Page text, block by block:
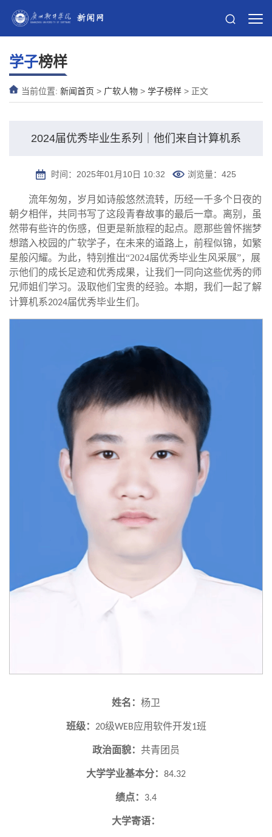
学子榜样
当前位置: 新闻首页 > 广软人物 > 学子榜样 > 正文
2024届优秀毕业生系列｜他们来自计算机系
时间：2025年01月10日 10:32 浏览量： 425
流年匆匆，岁月如诗般悠然流转， 历经一千多个日夜的
朝夕相伴， 共同书写了这段青春故事的最后一章。 离别，虽
然带有些许的伤感， 但更是新旅程的起点。 愿那些曾怀揣梦
想踏入校园的广软学子， 在未来的道路上，前程似锦，如繁
星般闪耀。 为此，特别推出“2024届优秀毕业生风采展”， 展
示他们的成长足迹和优秀成果 ， 让我们一同向这些优秀的师
兄师姐们学习。 汲取他们宝贵的经验。 本期，我们一起了解
计算机系2024届优秀毕业生们 。
姓名： 杨卫
班级： 20级WEB应用软件开发1班
政治面貌： 共青团员
大学学业基本分： 84.32
绩点： 3.4
大学寄语：